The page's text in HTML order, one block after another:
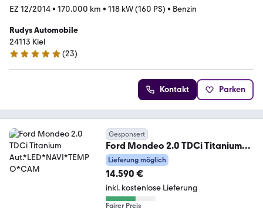
EZ 12/2014• 170.000 km • 118 kW (160 PS) • Benzin
Rudys Automobile
24113 Kiel
5 Sterne
(23)
Kontakt Parken
Gesponsert
Ford Mondeo 2.0 TDCi Titanium
Aut.*LED*NAVI*TEMPO*CAM
Lieferung möglich
14.590 €
inkl. kostenlose Lieferung
Fairer Preis